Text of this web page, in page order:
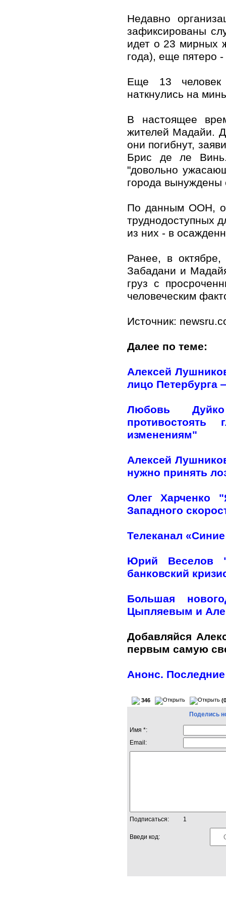
Недавно
зафиксированы
идет о 23 мирных
года), еще пятеро
Еще 13 человек
наткнулись на
В настоящее
жителей Мадайи.
они погибнут,
Брис де ле
"довольно
города вынуждены
По данным ООН,
труднодоступных
из них - в
Ранее, в
Забадани и
груз с
человеческим
Источник:
Далее по теме:
Алексей
лицо Петербурга
Любовь
противостоять
изменениям"
Алексей
нужно принять
Олег Харченко
Западного
Телеканал
Юрий Веселов
банковский
Большая
Цыпляевым и
Добавляйся
первым самую
Анонс.
346
Поделись
Имя *:
Email:
Подписаться: 1
Введи код: